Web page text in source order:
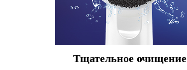
Тщательное очищение